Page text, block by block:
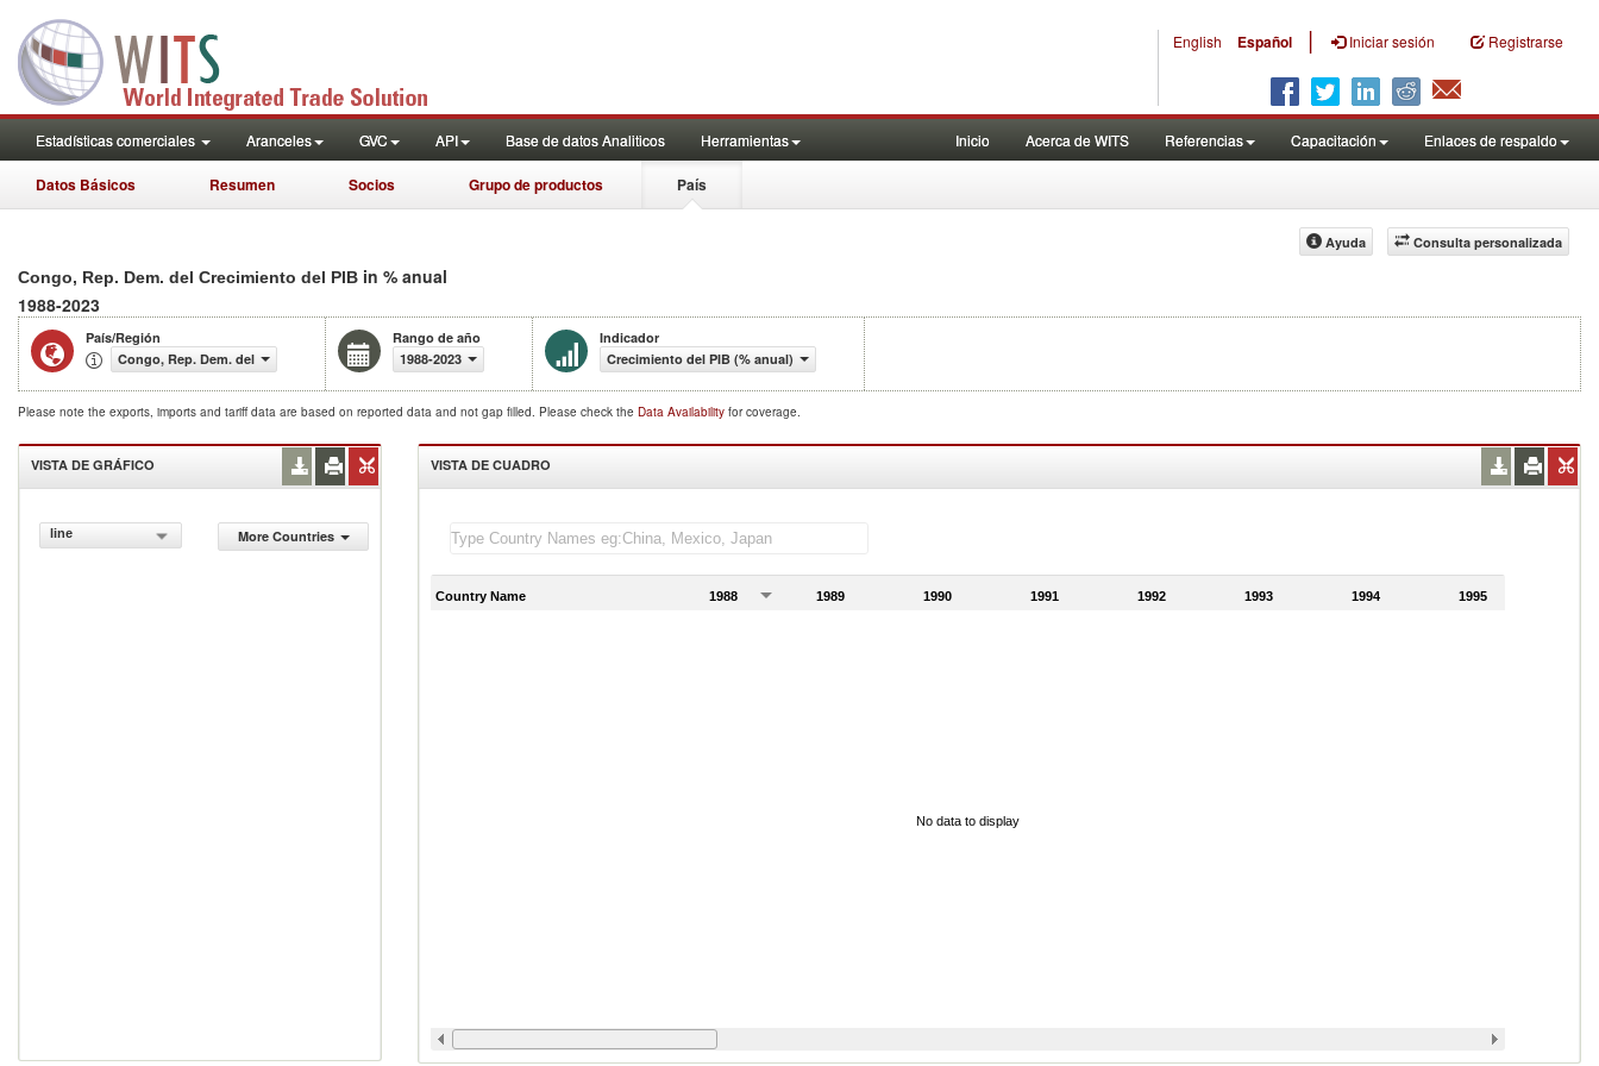
English Español | Iniciar sesión Registrarse
Estadísticas comerciales Aranceles GVC API Base de datos Analiticos Herramientas Inicio Acerca de WITS Referencias Capacitación Enlaces de respaldo
Datos Básicos Resumen Socios Grupo de productos País
Consulta personalizada
Ayuda
Congo, Rep. Dem. del Crecimiento del PIB in % anual
1988-2023
País/Región
Congo, Rep. Dem. del
Rango de año
1988-2023
Indicador
Crecimiento del PIB (% anual)
Please note the exports, imports and tariff data are based on reported data and not gap filled. Please check the Data Availability for coverage.
VISTA DE GRÁFICO
line More Countries
VISTA DE CUADRO
Country Name 1988 1989 1990 1991 1992 1993 1994 1995
No data to display